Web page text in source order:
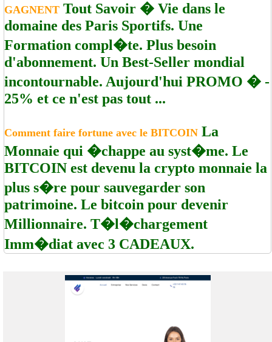
GAGNENT Tout Savoir � Vie dans le
domaine des Paris Sportifs. Une
Formation compl�te. Plus besoin
d'abonnement. Un Best-Seller mondial
incontournable. Aujourd'hui PROMO � -
25% et ce n'est pas tout ...
Comment faire fortune avec le BITCOIN La
Monnaie qui �chappe au syst�me. Le
BITCOIN est devenu la crypto monnaie la
plus s�re pour sauvegarder son
patrimoine. Le bitcoin pour devenir
Millionnaire. T�l�chargement
Imm�diat avec 3 CADEAUX.